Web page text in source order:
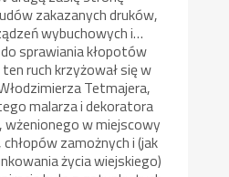
zakazanych druków,
wybuchowych i…
sprawiania kłopotów
ruch krzyżował się w
Tetmajera,
malarza i dekoratora
wżenionego w miejscowy
zamożnych i (jak
życia wiejskiego)